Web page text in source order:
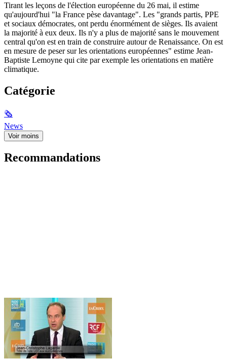
Tirant les leçons de l'élection européenne du 26 mai, il estime
qu'aujourd'hui "la France pèse davantage". Les "grands partis, PPE
et sociaux démocrates, ont perdu énormément de sièges. Ils avaient
la majorité à eux deux. Ils n'y a plus de majorité sans le mouvement
central qu'on est en train de construire autour de Renaissance. On est
en mesure de peser sur les orientations européennes" estime Jean-
Baptiste Lemoyne qui cite par exemple les orientations en matière
climatique.
Catégorie
🗞
News
Voir moins
Recommandations